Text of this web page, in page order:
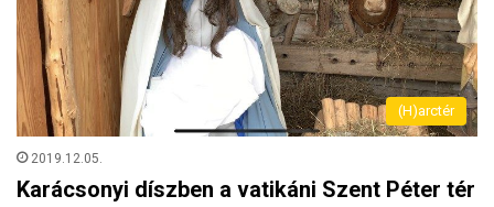
(H)arctér
2019.12.05.
Karácsonyi díszben a vatikáni Szent Péter tér